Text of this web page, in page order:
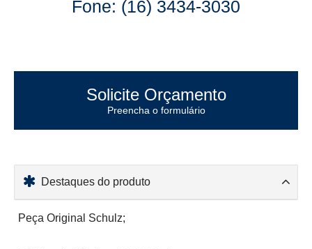
Fone: (16) 3434-3030
Solicite Orçamento
Preencha o formulário
Destaques do produto
Peça Original Schulz;